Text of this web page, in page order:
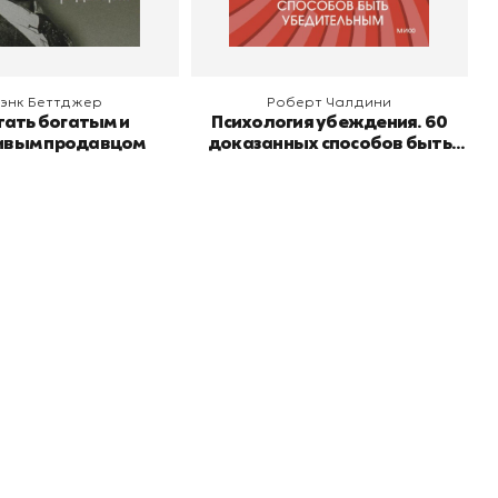
Беттджер
богатым и
продавцом
Роберт Чалдини
Психология убеждения. 60
доказанных способов быть